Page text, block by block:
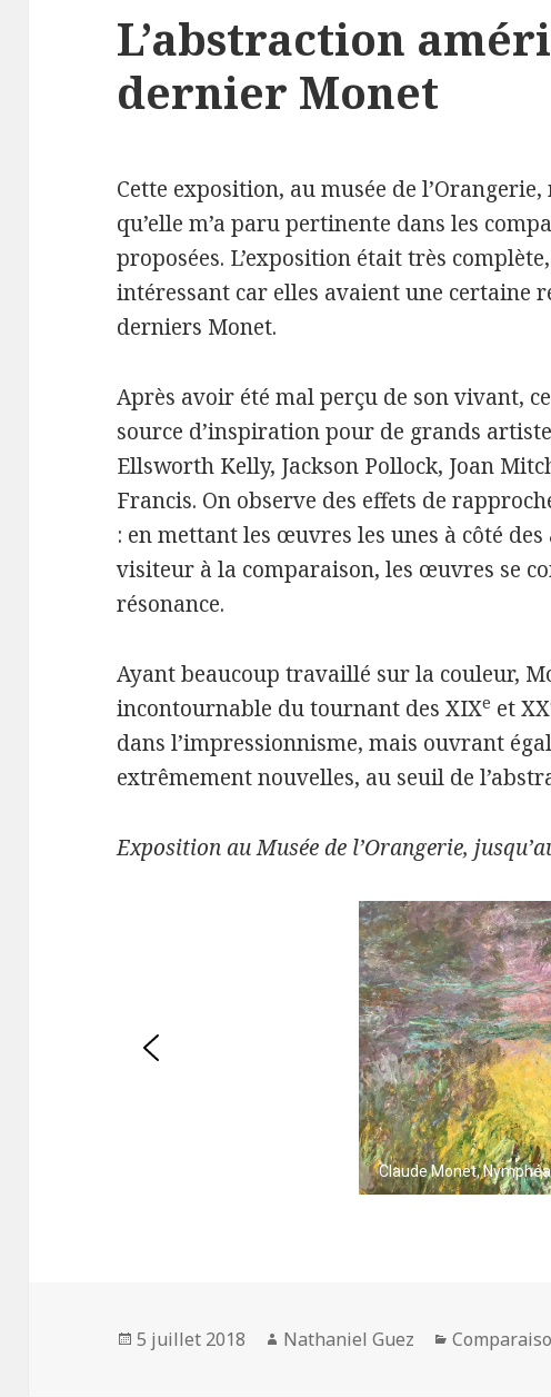
L’abstraction
dernier Monet
Cette exposition, au musée de
qu’elle m’a paru pertinente dans les
proposées. L’exposition était très
intéressant car elles avaient une certaine
derniers Monet.
Après avoir été mal perçu de son vivant,
source d’inspiration pour de grands
Ellsworth Kelly, Jackson Pollock, Joan
Francis. On observe des effets de
: en mettant les œuvres les unes à côté
visiteur à la comparaison, les œuvres se
résonance.
Ayant beaucoup travaillé sur la couleur,
incontournable du tournant des XIXe et XX
dans l’impressionnisme, mais ouvrant
extrêmement nouvelles, au seuil de
Exposition au Musée de l’Orangerie,
Claude Monet,
Publié
5 juillet 2018 Auteur
Nathaniel Guez Catégories